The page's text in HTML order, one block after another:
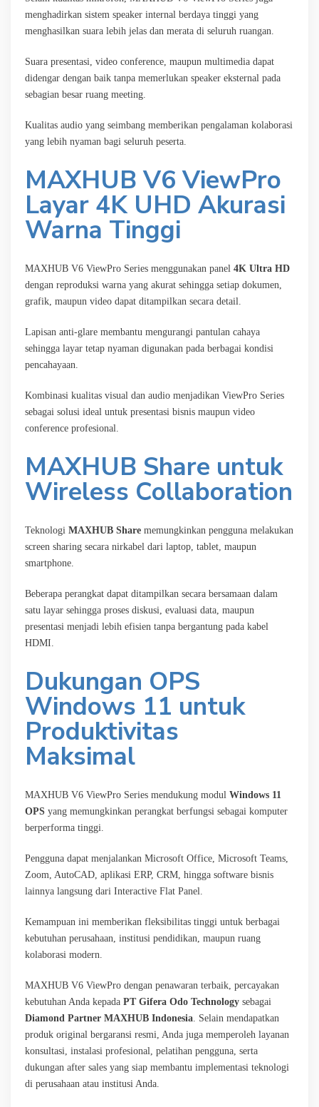
menghadirkan sistem speaker internal berdaya tinggi yang
menghasilkan suara lebih jelas dan merata di seluruh ruangan.
Suara presentasi, video conference, maupun multimedia dapat
didengar dengan baik tanpa memerlukan speaker eksternal pada
sebagian besar ruang meeting.
Kualitas audio yang seimbang memberikan pengalaman kolaborasi
yang lebih nyaman bagi seluruh peserta.
MAXHUB V6 ViewPro
Layar 4K UHD Akurasi
Warna Tinggi
MAXHUB V6 ViewPro Series menggunakan panel 4K Ultra HD
dengan reproduksi warna yang akurat sehingga setiap dokumen,
grafik, maupun video dapat ditampilkan secara detail.
Lapisan anti-glare membantu mengurangi pantulan cahaya
sehingga layar tetap nyaman digunakan pada berbagai kondisi
pencahayaan.
Kombinasi kualitas visual dan audio menjadikan ViewPro Series
sebagai solusi ideal untuk presentasi bisnis maupun video
conference profesional.
MAXHUB Share untuk
Wireless Collaboration
Teknologi MAXHUB Share memungkinkan pengguna melakukan
screen sharing secara nirkabel dari laptop, tablet, maupun
smartphone.
Beberapa perangkat dapat ditampilkan secara bersamaan dalam
satu layar sehingga proses diskusi, evaluasi data, maupun
presentasi menjadi lebih efisien tanpa bergantung pada kabel
HDMI.
Dukungan OPS
Windows 11 untuk
Produktivitas
Maksimal
MAXHUB V6 ViewPro Series mendukung modul Windows 11
OPS yang memungkinkan perangkat berfungsi sebagai komputer
berperforma tinggi.
Pengguna dapat menjalankan Microsoft Office, Microsoft Teams,
Zoom, AutoCAD, aplikasi ERP, CRM, hingga software bisnis
lainnya langsung dari Interactive Flat Panel.
Kemampuan ini memberikan fleksibilitas tinggi untuk berbagai
kebutuhan perusahaan, institusi pendidikan, maupun ruang
kolaborasi modern.
MAXHUB V6 ViewPro dengan penawaran terbaik, percayakan
kebutuhan Anda kepada PT Gifera Odo Technology sebagai
Diamond Partner MAXHUB Indonesia. Selain mendapatkan
produk original bergaransi resmi, Anda juga memperoleh layanan
konsultasi, instalasi profesional, pelatihan pengguna, serta
dukungan after sales yang siap membantu implementasi teknologi
di perusahaan atau institusi Anda.